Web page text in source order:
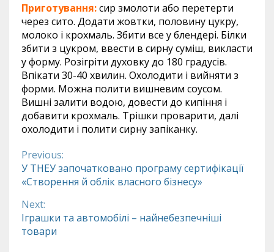
Приготування:сир змолоти або перетерти
через сито. Додати жовтки, половину цукру,
молоко і крохмаль. Збити все у блендері. Білки
збити з цукром, ввести в сирну суміш, викласти
у форму. Розігріти духовку до 180 градусів.
Впікати 30-40 хвилин. Охолодити і вийняти з
форми. Можна полити вишневим соусом.
Вишні залити водою, довести до кипіння і
добавити крохмаль. Трішки проварити, далі
охолодити і полити сирну запіканку.
Continue
Reading
Previous:
У ТНЕУ започатковано програму сертифікації
«Створення й облік власного бізнесу»
Next:
Іграшки та автомобілі – найнебезпечніші
товари